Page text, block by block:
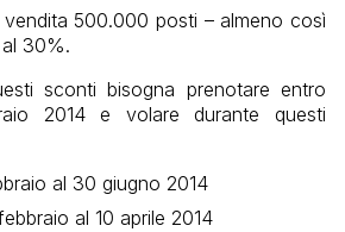
500.000 posti – almeno così
30%.
sconti bisogna prenotare entro
2014 e volare durante questi
al 30 giugno 2014
al 10 aprile 2014